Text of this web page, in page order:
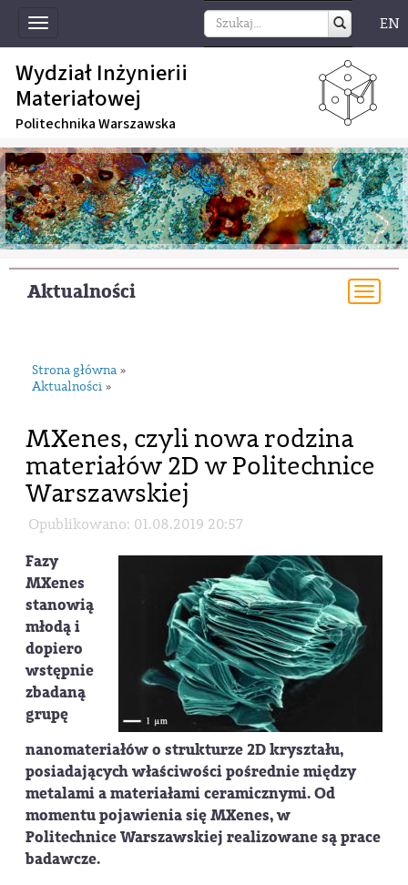
Toggle
navigation
EN
Wydział Inżynierii
Materiałowej
Politechnika Warszawska
Aktualności
Strona główna »
Aktualności »
MXenes, czyli nowa rodzina
materiałów 2D w Politechnice
Warszawskiej
Opublikowano: 01.08.2019 20:57
Fazy
MXenes
stanowią
młodą i
dopiero
wstępnie
zbadaną
grupę
nanomateriałów o strukturze 2D kryształu,
posiadających właściwości pośrednie między
metalami a materiałami ceramicznymi. Od
momentu pojawienia się MXenes, w
Politechnice Warszawskiej realizowane są prace
badawcze.